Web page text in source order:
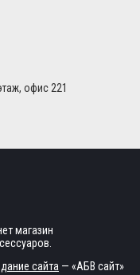
офис 221
магазин
сайта — «АБВ сайт»